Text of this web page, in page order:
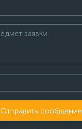
Отправить сообщение